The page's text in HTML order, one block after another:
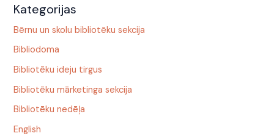
Kategorijas
Bērnu un skolu bibliotēku sekcija
Bibliodoma
Bibliotēku ideju tirgus
Bibliotēku mārketinga sekcija
Bibliotēku nedēļa
English